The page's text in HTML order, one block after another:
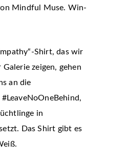
Mindful Muse. Win-
Shirt, das wir
zeigen, gehen
an die
in
Das Shirt gibt es